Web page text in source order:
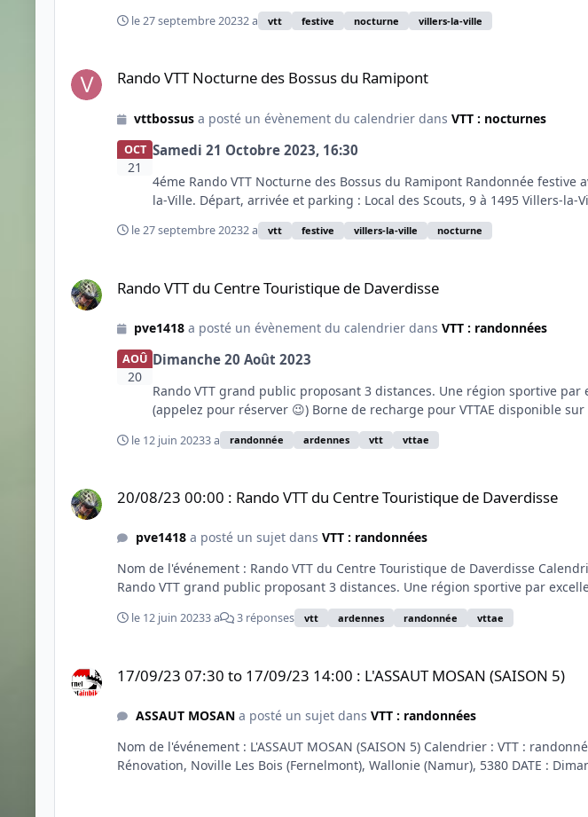
le 27 septembre 20232 a vtt festive nocturne villers-la-ville
Rando VTT Nocturne des Bossus du Ramipont
vttbossusa posté un évènement du calendrier dans VTT : nocturnes
OCT
21
Samedi 21 Octobre 2023, 16:30
4éme Rando VTT Nocturne des Bossus du Ramipont Randonnée
la-Ville. Départ, arrivée et parking : Local des Scouts, 9 à 1495 Villers-la-
le 27 septembre 20232 a vtt festive villers-la-ville nocturne
Rando VTT du Centre Touristique de Daverdisse
pve1418a posté un évènement du calendrier dans VTT : randonnées
AOÛ
20
Dimanche 20 Août 2023
Rando VTT grand public proposant 3 distances. Une région sportive
(appelez pour réserver 😉) Borne de recharge pour VTTAE disponible sur
le 12 juin 20233 a randonnée ardennes vtt vttae
20/08/23 00:00 : Rando VTT du Centre Touristique de Daverdisse
pve1418a posté un sujet dans VTT : randonnées
Nom de l'événement : Rando VTT du Centre Touristique de Daverdisse
Rando VTT grand public proposant 3 distances. Une région sportive par
le 12 juin 20233 a 3 réponses vtt ardennes randonnée vttae
17/09/23 07:30 to 17/09/23 14:00 : L'ASSAUT MOSAN (SAISON 5)
ASSAUT MOSANa posté un sujet dans VTT : randonnées
Nom de l'événement : L'ASSAUT MOSAN (SAISON 5) Calendrier : VTT :
Rénovation, Noville Les Bois (Fernelmont), Wallonie (Namur), 5380 DATE :